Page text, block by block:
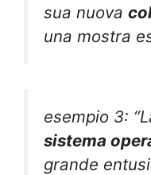
sua nuova
una mostra
esempio 3:
sistema
grande